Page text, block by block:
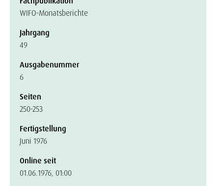
WIFO-Monatsberichte
Jahrgang
49
Ausgabenummer
6
Seiten
250-253
Fertigstellung
Juni 1976
Online seit
01.06.1976, 01:00